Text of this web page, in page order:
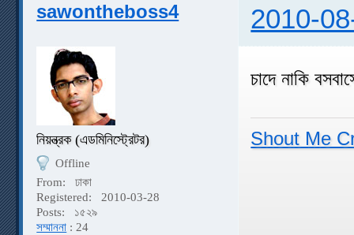
sawontheboss4 2010-
নিয়ন্ত্রক (এডমিনিস্ট্রেটর)
Offline
From:
ঢাকা
Registered:
2010-03-28
Posts:
১৫২৯
সম্মাননা : 24
চাদে নাকি
Shout Me